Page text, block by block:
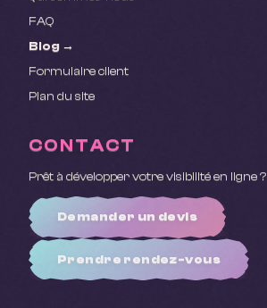
FAQ
Blog →
Formulaire client
Plan du site
CONTACT
Prêt à développer votre visibilité en ligne ?
Demander un devis
Prendre rendez-vous